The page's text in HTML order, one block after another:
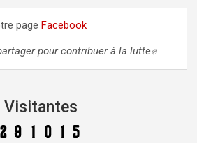
page Facebook
pour contribuer à la lutte✊
Visitantes